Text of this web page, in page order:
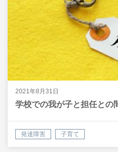
2021年8月31日
学校での我が子と担任と
発達障害 子育て